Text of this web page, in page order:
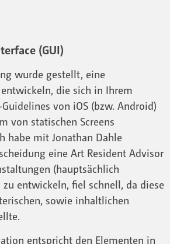
(GUI)
wurde gestellt, eine
die sich in Ihrem
von iOS (bzw. Android)
von statischen Screens
habe mit Jonathan Dahle
eine Art Resident Advisor
(hauptsächlich
zu entwickeln, fiel schnell, da diese
sowie inhaltlichen
entspricht den Elementen in